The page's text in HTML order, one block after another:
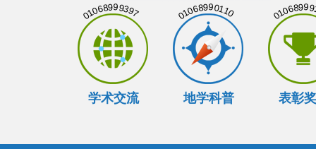
01068999397
学术交流
01068990110
地学科普 表彰